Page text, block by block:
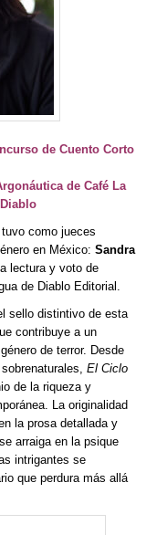
de Cuento Corto
de Café La
como jueces
en México: Sandra
lectura y voto de
de Diablo Editorial.
sello distintivo de esta
contribuye a un
de terror. Desde
El Ciclo
de la riqueza y
La originalidad
la prosa detallada y
arraiga en la psique
intrigantes se
que perdura más allá